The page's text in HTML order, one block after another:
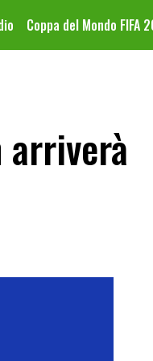
Coppa del Mondo FIFA